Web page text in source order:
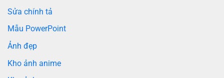
Sửa chính tả
Mẫu PowerPoint
Ảnh đẹp
Kho ảnh anime